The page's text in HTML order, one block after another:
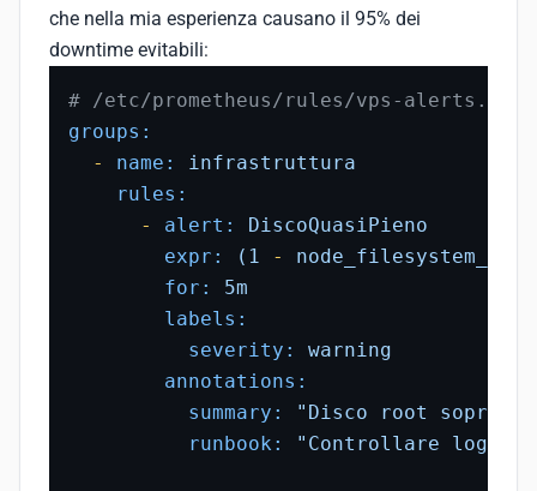
che nella mia esperienza causano il 95% dei
downtime evitabili:
# /etc/prometheus/rules/vps-alerts.yml
groups:
-
name:
infrastruttura
rules:
-
alert:
DiscoQuasiPieno
expr:
(1 -
for:
5m
labels:
severity:
warning
annotations:
summary:
"Disco root sopra
runbook:
"Controllare log